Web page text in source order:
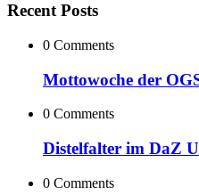
Recent Posts
0 Comments
Mottowoche der
0 Comments
Distelfalter im DaZ
0 Comments